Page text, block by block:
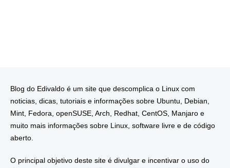
Blog do Edivaldo é um site que descomplica o Linux com
noticias, dicas, tutoriais e informações sobre Ubuntu, Debian,
Mint, Fedora, openSUSE, Arch, Redhat, CentOS, Manjaro e
muito mais informações sobre Linux, software livre e de código
aberto.
O principal objetivo deste site é divulgar e incentivar o uso do